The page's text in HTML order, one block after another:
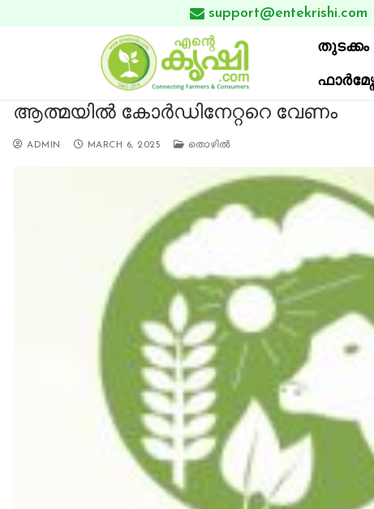
to
 support@entekrishi.com
തുടക്കം
ആത്മയില്‍ കോർഡിനേറ്ററെ വേണം
ADMIN MARCH 6, 2025 തൊഴില്‍